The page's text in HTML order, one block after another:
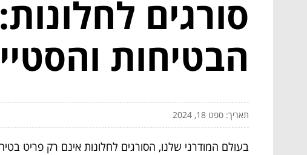
הבטיחות
תאריך: ספט 18, 2024
בעולם המודרני שלנו, הסורגים לחלונות אינם רק פריט